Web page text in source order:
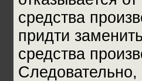
средства
придти
средства